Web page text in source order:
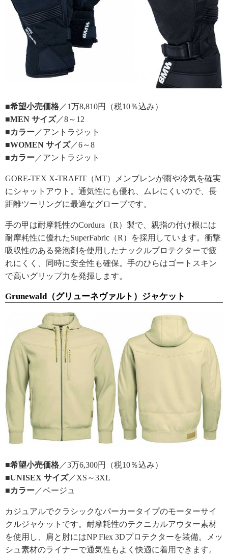
■希望小売価格／1万8,810円（税10％込み）
■MEN サイズ／8～12
■カラー／アントラジット
■WOMEN サイズ／6～8
■カラー／アントラジット
GORE-TEX X-TRAFIT（MT）メンブレンが雨や冷気を確実
にシャットアウト。通気性にも優れ、ムレにくいので、長
距離ツーリングに最適なグローブです。
手の甲は耐摩耗性のCordura（R）製で、親指の付け根には
耐摩耗性に優れたSuperFabric（R）を採用しています。衝撃
吸収性のある発泡剤を使用したナックルプロテクターで疲
れにくく、同時に安全性も確保。手のひらはゴートスキン
で高いグリップ力を発揮します。
Grunewald（グリューネヴァルト）ジャケット
■希望小売価格 ／3万6,300円（税10％込み）
■UNISEX サイズ／XS～3XL
■カラー ／ベージュ
カジュアルでクラシックなパーカータイプのモーターサイ
クルジャケットです。耐摩耗性のテクニカルアウター素材
を使用し、肩と肘にはNP Flex 3Dプロテクターを装備。メッ
シュ素材のライナーで通気性もよく快適に着用できます。